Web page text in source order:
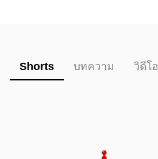
Shorts บทความ วิดีโอ